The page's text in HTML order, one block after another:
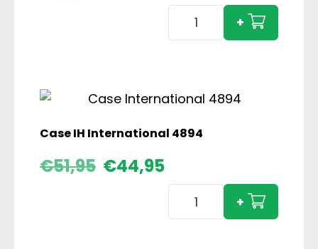
Case
Europese
Versie
aantal
+
Case IH International 4894
€51,95
Oorspronkelijke
prijs
€44,95
Huidige
prijs
Case
+